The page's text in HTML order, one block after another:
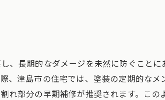
な資産価値維持に外壁塗装が有効
壁塗装が資産価値維持に役立つ理由
、長期的なダメージを未然に防ぐことに
、津島市の住宅では、塗装の定期的なメ
れ部分の早期補修が推奨されます。こ